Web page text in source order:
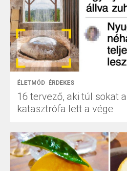
ÉLETMÓD ÉRDEKES
16 tervező, aki túl sokat
katasztrófa lett a vége